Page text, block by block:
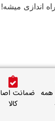
اندازی میشه!
ضمانت اصالت
کالا